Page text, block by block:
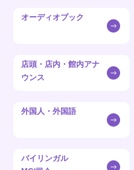
オーディオブック
店頭・店内・館内アナ
ウンス
外国人・外国語
バイリンガル